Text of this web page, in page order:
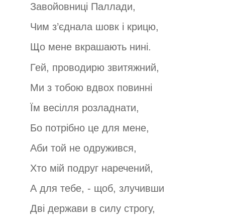
Завойовниці Паллади,
Чим з’єднала шовк і крицю,
Що мене вкрашають нині.
Гей, проводирю звитяжний,
Ми з тобою вдвох повинні
Їм весілля розладнати,
Бо потрібно це для мене,
Аби той не одружився,
Хто мій подруг наречений,
А для тебе, - щоб, злучивши
Дві держави в силу строгу,